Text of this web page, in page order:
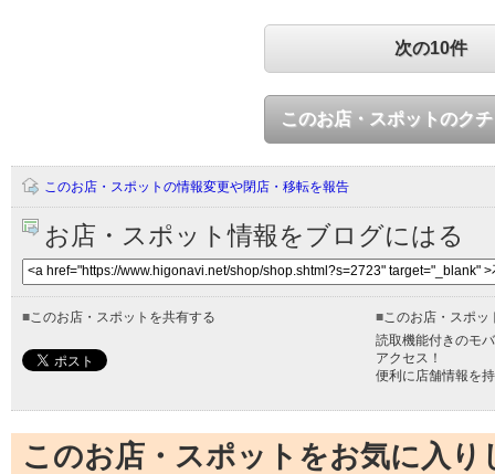
次の10件
このお店・スポットのク
このお店・スポットの情報変更や閉店・移転を報告
お店・スポット情報をブログにはる
■ このお店・スポットを共有する ■ このお店・スポ
読取機能付きのモ
アクセス！
便利に店舗情報を
このお店・スポットをお気に入